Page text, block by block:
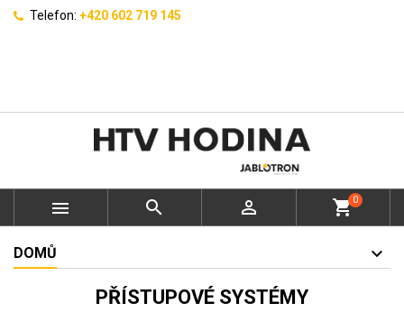
Telefon: +420 602 719 145
   shopping_cart0
DOMŮ
PŘÍSTUPOVÉ SYSTÉMY